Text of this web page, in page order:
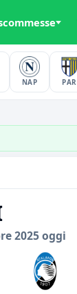
NAP PAR
2025 oggi